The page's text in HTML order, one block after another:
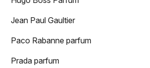
Jean Paul Gaultier
Paco Rabanne parfum
Prada parfum